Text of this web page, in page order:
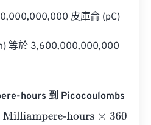
皮庫侖 (pC)
等於 3,600,000,000,000
hours 到 Picocoulombs
hours×3600000000000